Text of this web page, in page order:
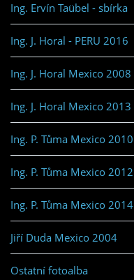
Ing. Ervín Taübel - sbírka
Ing. J. Horal - PERU 2016
Ing. J. Horal Mexico 2008
Ing. J. Horal Mexico 2013
Ing. P. Tůma Mexico 2010
Ing. P. Tůma Mexico 2012
Ing. P. Tůma Mexico 2014
Jiří Duda Mexico 2004
Ostatní fotoalba